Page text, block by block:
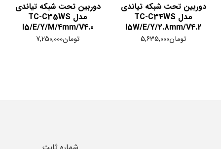
دوربین تحت شبکه تیاندی
مدل TC-C34WS
I5W/E/Y/2.8mm/V4.2
تومان5,635,000
دوربین تحت شبکه تیاندی
مدل TC-C35WS
I5/E/Y/M/4mm/V4.0
تومان7,250,000